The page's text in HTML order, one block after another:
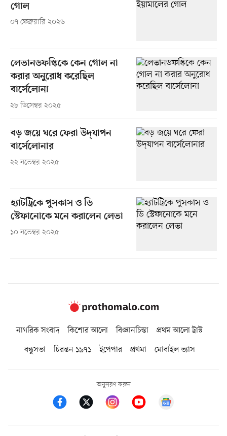
গোল
০৭ ফেব্রুয়ারি ২০২৬
লেভানডফস্কিকে কেন গোল না
করার অনুরোধ করেছিল
বার্সেলোনা
২৮ ডিসেম্বর ২০২৫
বড় জয়ে ঘরে ফেরা উদ্‌যাপন
বার্সেলোনার
২২ নভেম্বর ২০২৫
হ্যাটট্রিকে পুসকাস ও ডি
স্টেফানোকে মনে করালেন লেভা
১০ নভেম্বর ২০২৫
নাগরিক সংবাদ কিশোর আলো বিজ্ঞানচিন্তা
প্রথম আলো ট্রাস্ট
বন্ধুসভা
চিরন্তন ১৯৭১ ইপেপার প্রথমা মোবাইল ভ্যাস
অনুসরণ করুন